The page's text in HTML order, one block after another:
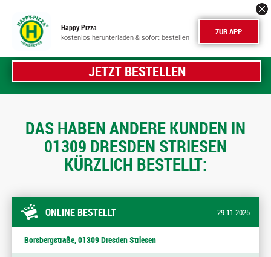
Happy Pizza
kostenlos herunterladen & sofort bestellen ZUR APP
JETZT BESTELLEN
DAS HABEN ANDERE KUNDEN IN
01309 DRESDEN STRIESEN
KÜRZLICH BESTELLT:
ONLINE BESTELLT 29.11.2025
Borsbergstraße, 01309 Dresden Striesen